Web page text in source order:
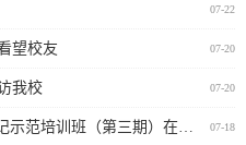
07-22
07-20
望校友
07-20
我校
07-18
全省高校“双带头人”教师党支部书记示范培训班（第三期）在我校举行